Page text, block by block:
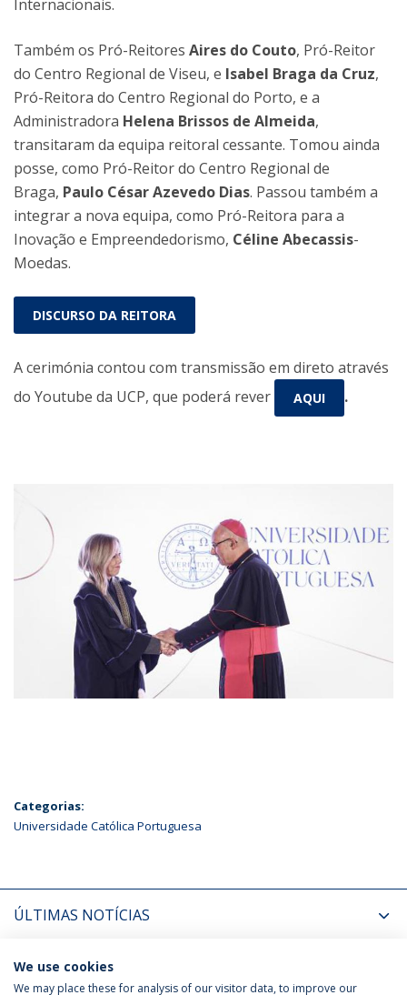
Internacionais.
Também os Pró-Reitores Aires do Couto, Pró-Reitor
do Centro Regional de Viseu, e Isabel Braga da Cruz,
Pró-Reitora do Centro Regional do Porto, e a
Administradora Helena Brissos de Almeida,
transitaram da equipa reitoral cessante. Tomou ainda
posse, como Pró-Reitor do Centro Regional de
Braga, Paulo César Azevedo Dias. Passou também a
integrar a nova equipa, como Pró-Reitora para a
Inovação e Empreendedorismo, Céline Abecassis-
Moedas.
DISCURSO DA REITORA
A cerimónia contou com transmissão em direto através
do Youtube da UCP, que poderá rever
AQUI .
Categorias:
Universidade Católica Portuguesa
ÚLTIMAS NOTÍCIAS
PRÓXIMOS EVENTOS
We use cookies
We may place these for analysis of our visitor data, to improve our